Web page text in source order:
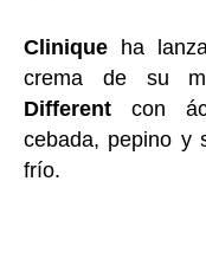
Clinique ha
crema de su
Different con
cebada, pepino y
frío.